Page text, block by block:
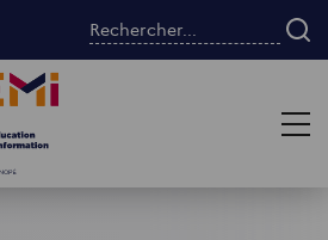
Rechercher...